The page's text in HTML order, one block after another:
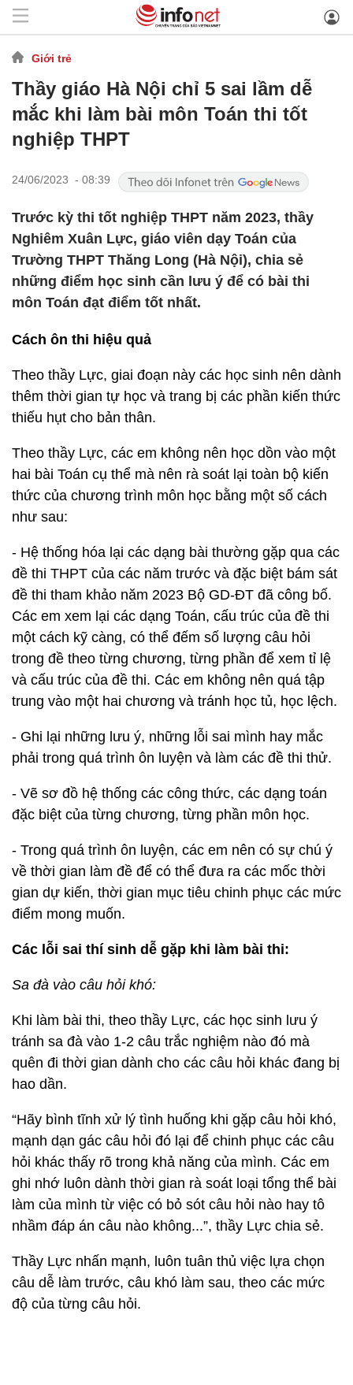
Giới trẻ
Thầy giáo Hà Nội chỉ 5 sai lầm dễ
mắc khi làm bài môn Toán thi tốt
nghiệp THPT
24/06/2023 - 08:39
Trước kỳ thi tốt nghiệp THPT năm 2023, thầy
Nghiêm Xuân Lực, giáo viên dạy Toán của
Trường THPT Thăng Long (Hà Nội), chia sẻ
những điểm học sinh cần lưu ý để có bài thi
môn Toán đạt điểm tốt nhất.
Cách ôn thi hiệu quả
Theo thầy Lực, giai đoạn này các học sinh nên dành
thêm thời gian tự học và trang bị các phần kiến thức
thiếu hụt cho bản thân.
Theo thầy Lực, các em không nên học dồn vào một
hai bài Toán cụ thể mà nên rà soát lại toàn bộ kiến
thức của chương trình môn học bằng một số cách
như sau:
- Hệ thống hóa lại các dạng bài thường gặp qua các
đề thi THPT của các năm trước và đặc biệt bám sát
đề thi tham khảo năm 2023 Bộ GD-ĐT đã công bố.
Các em xem lại các dạng Toán, cấu trúc của đề thi
một cách kỹ càng, có thể đếm số lượng câu hỏi
trong đề theo từng chương, từng phần để xem tỉ lệ
và cấu trúc của đề thi. Các em không nên quá tập
trung vào một hai chương và tránh học tủ, học lệch.
- Ghi lại những lưu ý, những lỗi sai mình hay mắc
phải trong quá trình ôn luyện và làm các đề thi thử.
- Vẽ sơ đồ hệ thống các công thức, các dạng toán
đặc biệt của từng chương, từng phần môn học.
- Trong quá trình ôn luyện, các em nên có sự chú ý
về thời gian làm đề để có thể đưa ra các mốc thời
gian dự kiến, thời gian mục tiêu chinh phục các mức
điểm mong muốn.
Các lỗi sai thí sinh dễ gặp khi làm bài thi:
Sa đà vào câu hỏi khó:
Khi làm bài thi, theo thầy Lực, các học sinh lưu ý
tránh sa đà vào 1-2 câu trắc nghiệm nào đó mà
quên đi thời gian dành cho các câu hỏi khác đang bị
hao dần.
“Hãy bình tĩnh xử lý tình huống khi gặp câu hỏi khó,
mạnh dạn gác câu hỏi đó lại để chinh phục các câu
hỏi khác thấy rõ trong khả năng của mình. Các em
ghi nhớ luôn dành thời gian rà soát loại tổng thể bài
làm của mình từ việc có bỏ sót câu hỏi nào hay tô
nhầm đáp án câu nào không...”, thầy Lực chia sẻ.
Thầy Lực nhấn mạnh, luôn tuân thủ việc lựa chọn
câu dễ làm trước, câu khó làm sau, theo các mức
độ của từng câu hỏi.